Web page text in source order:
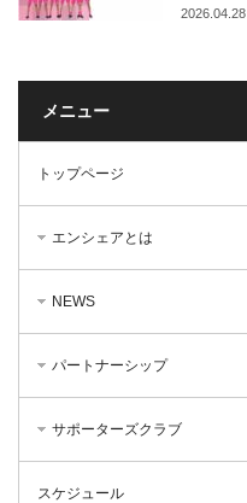
2026.04.28
メニュー
トップページ
エンシェアとは
NEWS
パートナーシップ
サポーターズクラブ
スケジュール